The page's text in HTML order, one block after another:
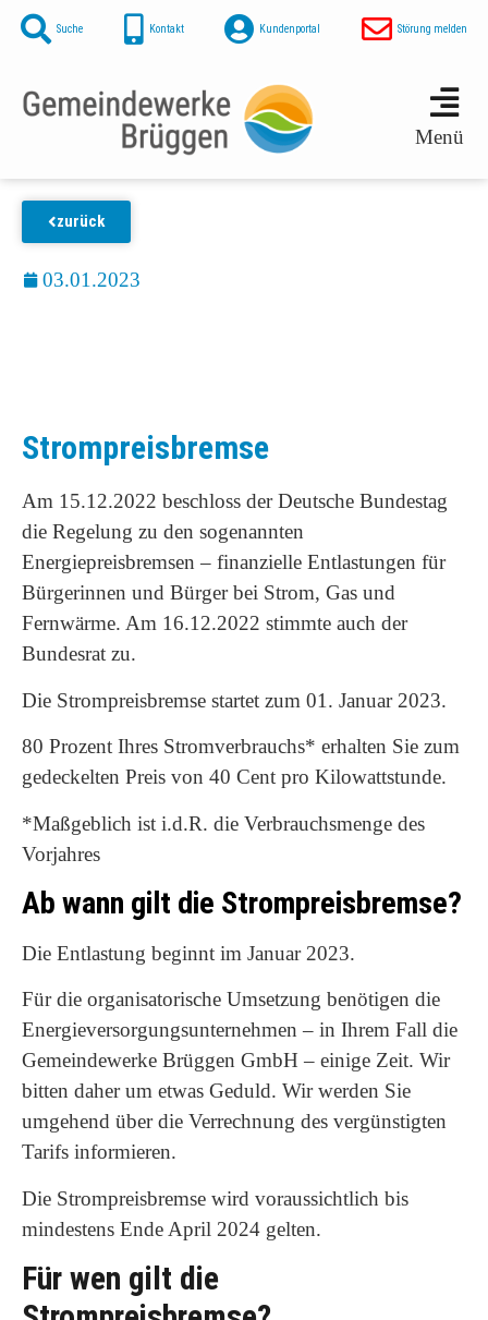
Suche Kontakt Kundenportal Störung melden
Menü
zurück
03.01.2023
Strompreisbremse
Am 15.12.2022 beschloss der Deutsche Bundestag
die Regelung zu den sogenannten
Energiepreisbremsen – finanzielle Entlastungen für
Bürgerinnen und Bürger bei Strom, Gas und
Fernwärme. Am 16.12.2022 stimmte auch der
Bundesrat zu.
Die Strompreisbremse startet zum 01. Januar 2023.
80 Prozent Ihres Stromverbrauchs* erhalten Sie zum
gedeckelten Preis von 40 Cent pro Kilowattstunde.
*Maßgeblich ist i.d.R. die Verbrauchsmenge des
Vorjahres
Ab wann gilt die Strompreisbremse?
Die Entlastung beginnt im Januar 2023.
Für die organisatorische Umsetzung benötigen die
Energieversorgungsunternehmen – in Ihrem Fall die
Gemeindewerke Brüggen GmbH – einige Zeit. Wir
bitten daher um etwas Geduld. Wir werden Sie
umgehend über die Verrechnung des vergünstigten
Tarifs informieren.
Die Strompreisbremse wird voraussichtlich bis
mindestens Ende April 2024 gelten.
Für wen gilt die